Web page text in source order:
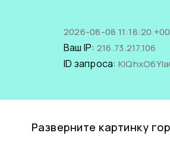
2026-08-08 11:18:20
Ваш IP: 216.73.217.106
ID запроса:
Разверните картинку